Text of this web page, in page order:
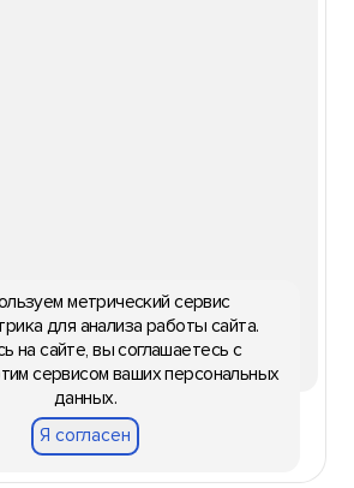
метрический сервис
для анализа работы сайта.
на сайте, вы соглашаетесь с
сервисом ваших персональных
данных.
Я согласен